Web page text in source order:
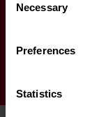
Selection
Necessary
Preferences
Statistics
Beachte, dass
erhöht – vor